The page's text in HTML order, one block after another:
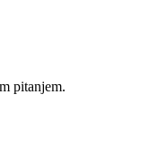
pitanjem.